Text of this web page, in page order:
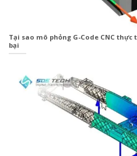
Tại sao mô phỏng G-Code CNC
bại